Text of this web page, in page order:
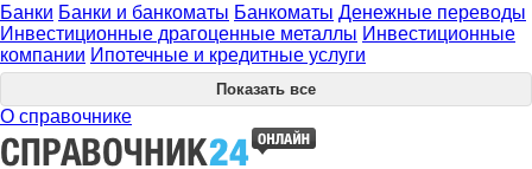
Банки Банки и банкоматы Банкоматы Денежные переводы
Инвестиционные драгоценные металлы Инвестиционные
компании Ипотечные и кредитные услуги
Показать все
О справочнике